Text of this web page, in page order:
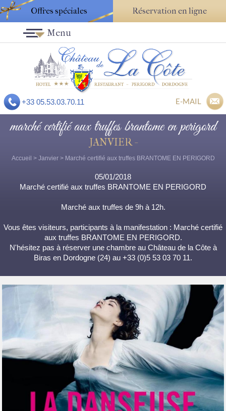
Offres spéciales Réservation en ligne
+33 05.53.03.70.11 E-MAIL
Menu
marché certifié aux truffes brantome en perigord
JANVIER -
Accueil > Janvier> Marché certifié aux truffes BRANTOME EN PERIGORD
05/01/2018
Marché certifié aux truffes BRANTOME EN PERIGORD
Marché aux truffes de 9h à 12h.
Vous êtes visiteurs, participants à la manifestation : Marché certifié
aux truffes BRANTOME EN PERIGORD.
N'hésitez pas à réserver une chambre au Château de la Côte à
Biras en Dordogne (24) au +33 (0)5 53 03 70 11.